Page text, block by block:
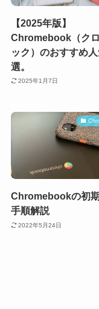
【2025年版】
Chromebook（ク
ック）のおすすめ
選。
2025年1月7日
Chromebookの初
手順解説
2022年5月24日